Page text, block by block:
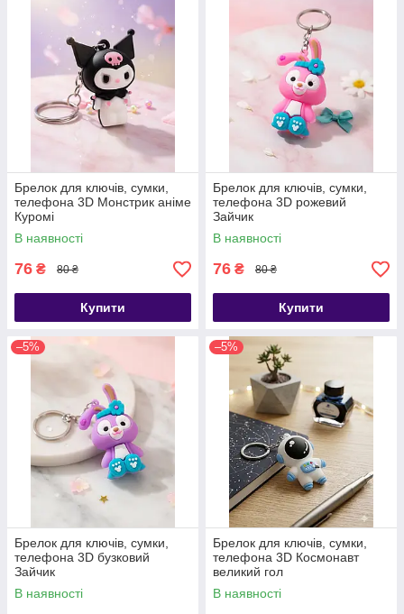
Брелок для ключів, сумки,
телефона 3D Монстрик аніме
Куромі
В наявності
76 ₴ 80 ₴
Купити
Брелок для ключів, сумки,
телефона 3D рожевий
Зайчик
В наявності
76 ₴ 80 ₴
Купити
–5%
Брелок для ключів, сумки,
телефона 3D бузковий
Зайчик
В наявності
–5%
Брелок для ключів, сумки,
телефона 3D Космонавт
великий гол
В наявності